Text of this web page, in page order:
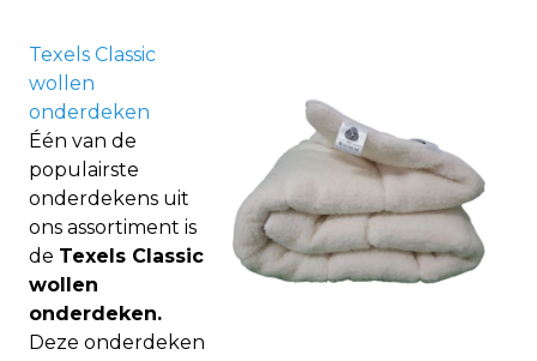
Texels Classic
wollen
onderdeken
Één van de
populairste
onderdekens uit
ons assortiment is
de Texels Classic
wollen
onderdeken.
Deze onderdeken